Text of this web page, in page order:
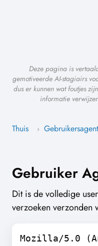
Deze pagina is
gemotiveerde AI-stagiairs
dus er kunnen wat foutjes
informatie
Thuis ›
Gebruiker
Dit is de volledige
verzoeken verzonden
Mozilla/5.0